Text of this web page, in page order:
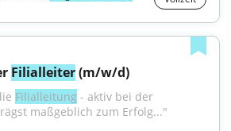
Filialleiter (m/w/d)
Filialleitung - aktiv bei der
maßgeblich zum Erfolg..."